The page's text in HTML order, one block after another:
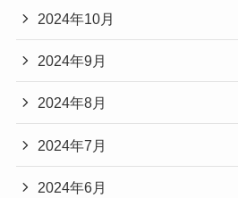
2024年10月
2024年9月
2024年8月
2024年7月
2024年6月